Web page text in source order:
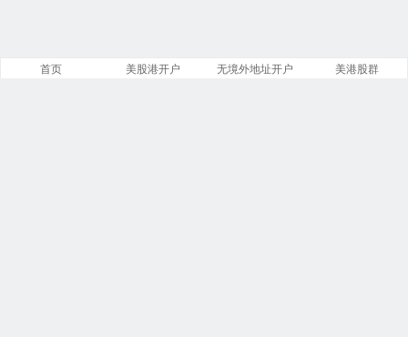
首页 美股港开户 无境外地址开户 美港股群